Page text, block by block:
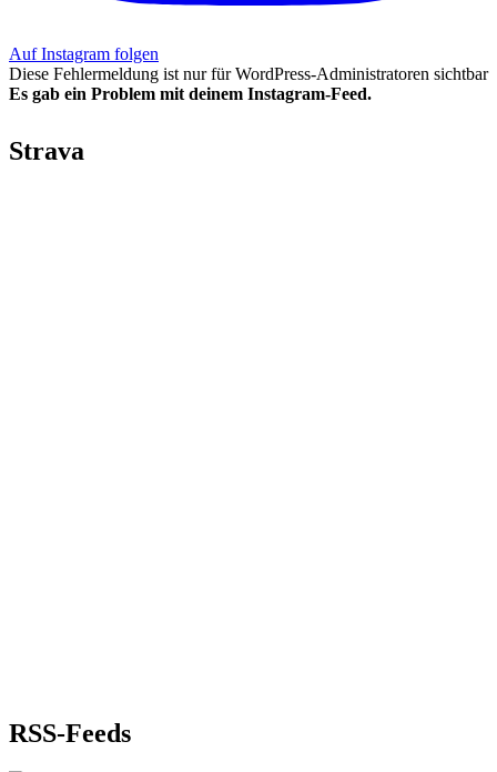
Auf Instagram folgen
Diese Fehlermeldung ist nur für WordPress-Administratoren sichtbar
Es gab ein Problem mit deinem Instagram-Feed.
Strava
RSS-Feeds